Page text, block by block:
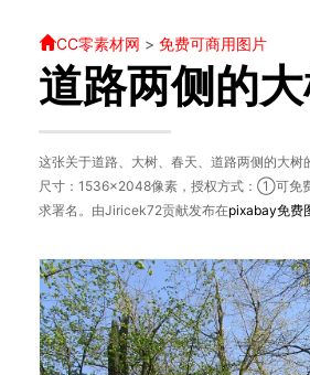
CC零素材网 > 免费可商用图片
道路两侧的
这张关于道路、大树、春天、道路两侧的大树
尺寸：1536×2048像素，授权方式：①可免
求署名。由Jiricek72贡献发布在pixabay免费